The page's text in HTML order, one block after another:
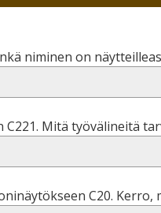
niminen on
Mitä työvälineitä
C20. Kerro,